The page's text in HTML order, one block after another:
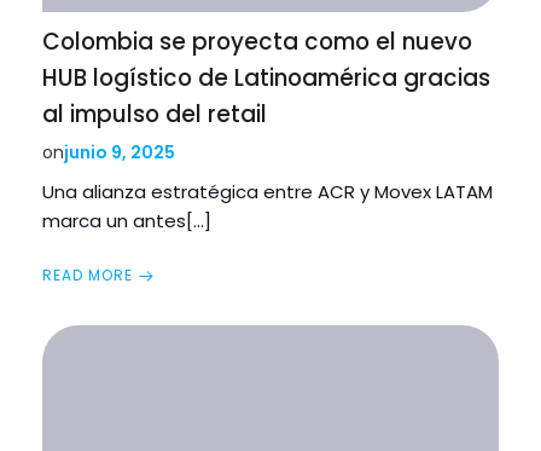
Colombia se proyecta como el nuevo
HUB logístico de Latinoamérica gracias
al impulso del retail
onjunio 9, 2025
Una alianza estratégica entre ACR y Movex LATAM
marca un antes[…]
READ MORE